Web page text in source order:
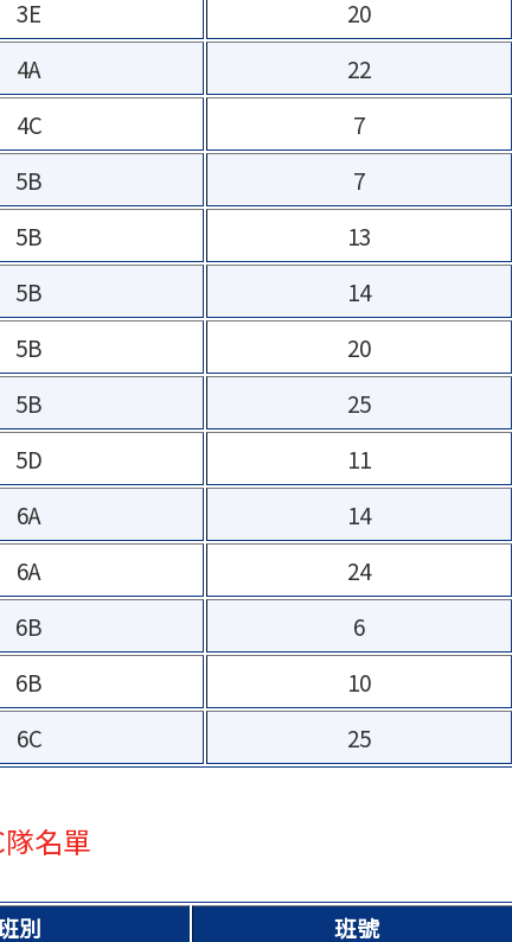
3E
20
4A
22
4C
7
5B
7
5B
13
5B
14
5B
20
5B
25
5D
11
6A
14
6A
24
6B
6
6B
10
6C
25
名單
別 班號